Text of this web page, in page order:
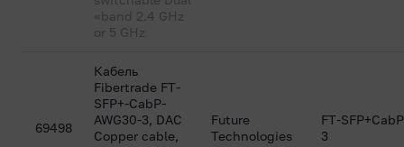
«band 2.4 GHz
or 5 GHz
69498
Кабель
Fibertrade FT-
SFP+-CabP-
AWG30-3, DAC
Copper cable,
Future
Technologies
FT-
3